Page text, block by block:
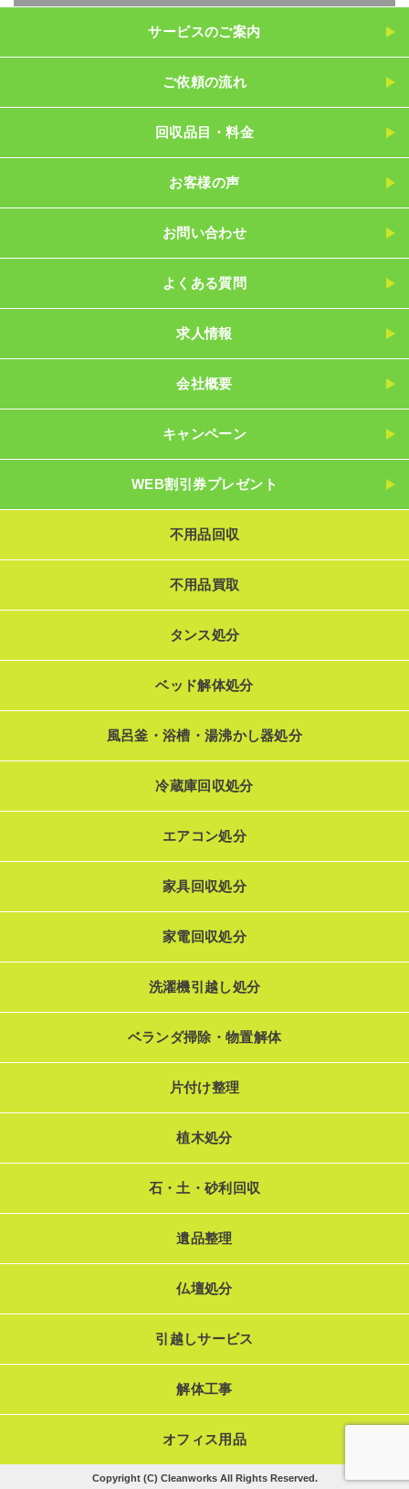
サービスのご案内
ご依頼の流れ
回収品目・料金
お客様の声
お問い合わせ
よくある質問
求人情報
会社概要
キャンペーン
WEB割引券プレゼント
不用品回収
不用品買取
タンス処分
ベッド解体処分
風呂釜・浴槽・湯沸かし器処分
冷蔵庫回収処分
エアコン処分
家具回収処分
家電回収処分
洗濯機引越し処分
ベランダ掃除・物置解体
片付け整理
植木処分
石・土・砂利回収
遺品整理
仏壇処分
引越しサービス
解体工事
オフィス用品
Copyright (C) Cleanworks All Rights Reserved.